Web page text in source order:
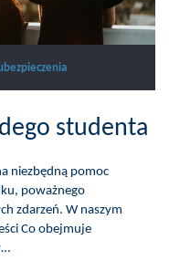
studenta
niezbędną pomoc
poważnego
zdarzeń. W naszym
Co obejmuje